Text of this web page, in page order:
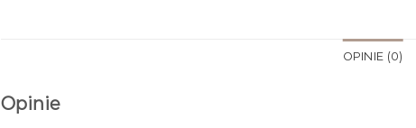
OPINIE (0)
Opinie